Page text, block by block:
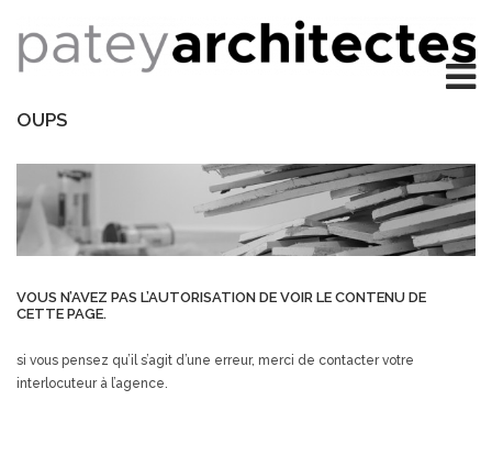
OUPS
VOUS N’AVEZ PAS L’AUTORISATION DE VOIR LE CONTENU DE
CETTE PAGE.
si vous pensez qu’il s’agit d’une erreur, merci de contacter votre
interlocuteur à l’agence.